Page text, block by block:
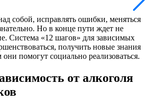
собой, исправлять ошибки, меняться
Но в конце пути ждет не
Система «12 шагов» для зависимых
получить новые знания
помогут социально реализоваться.
от алкоголя